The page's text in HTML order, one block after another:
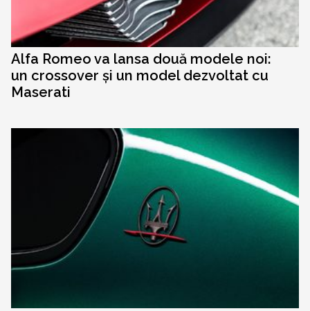
Alfa Romeo va lansa două modele noi:
un crossover și un model dezvoltat cu
Maserati